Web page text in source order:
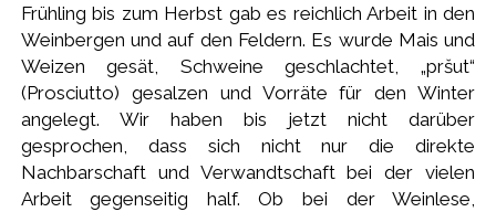
Frühling bis zum Herbst gab es reichlich Arbeit in den
Weinbergen und auf den Feldern. Es wurde Mais und
Weizen gesät, Schweine geschlachtet, „pršut“
(Prosciutto) gesalzen und Vorräte für den Winter
angelegt. Wir haben bis jetzt nicht darüber
gesprochen, dass sich nicht nur die direkte
Nachbarschaft und Verwandtschaft bei der vielen
Arbeit gegenseitig half. Ob bei der Weinlese,